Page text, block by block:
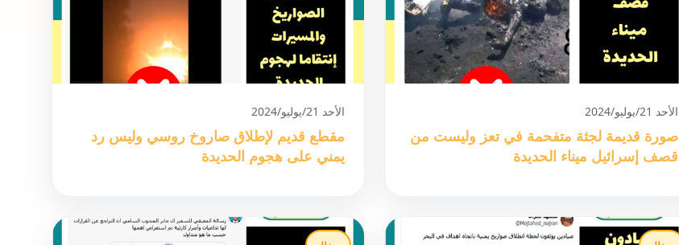
الأحد 21/يوليو/2024
صورة قديمة لجثة متفحمة في تعز وليست من
قصف إسرائيل ميناء الحديدة
الأحد 21/يوليو/2024
مقطع قديم لإطلاق صاروخ روسي وليس رد
يمني على هجوم الحديدة